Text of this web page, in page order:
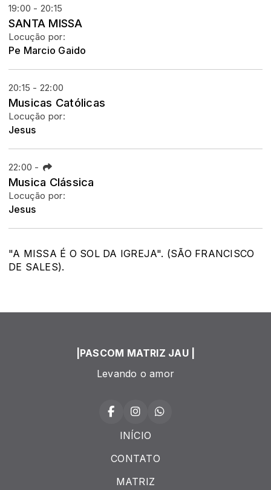
19:00 - 20:15
SANTA MISSA
Locução por:
Pe Marcio Gaido
20:15 - 22:00
Musicas Católicas
Locução por:
Jesus
22:00 -
Musica Clássica
Locução por:
Jesus
"A MISSA É O SOL DA IGREJA". (SÃO FRANCISCO
DE SALES).
|PASCOM MATRIZ JAU |
Levando o amor
INÍCIO
CONTATO
MATRIZ